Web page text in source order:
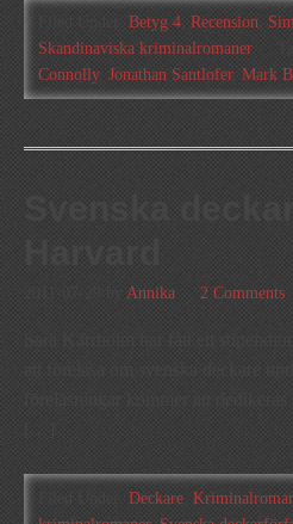
Betyg 4 Recension
Skandinaviska kriminalromaner
Connolly, Jonathan Santlofer, Mark
Svenska
Harvard
2011-07-29 Annika 2 Comments
föreläsningar kommer att
Deckare